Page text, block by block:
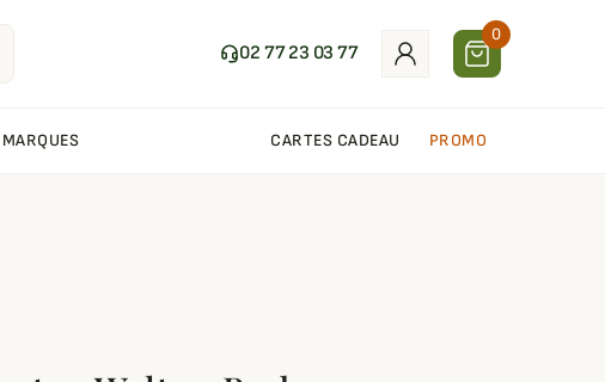
02 77 23 03 77
0
MARQUES CARTES CADEAU PROMO